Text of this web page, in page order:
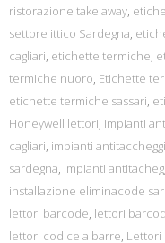
ristorazione take away,
settore ittico Sardegna,
cagliari, etichette termiche,
termiche nuoro, Etichette
etichette termiche sassari,
Honeywell lettori, impianti
cagliari, impianti
sardegna, impianti
installazione eliminacode
lettori barcode, lettori
lettori codice a barre, Lettori